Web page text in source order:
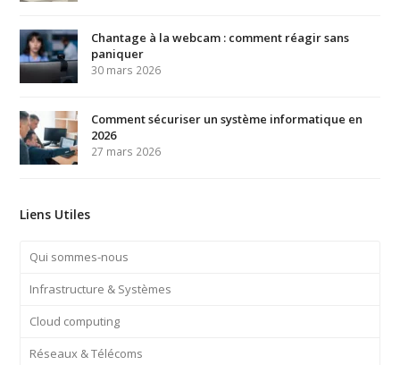
Chantage à la webcam : comment réagir sans
paniquer
30 mars 2026
Comment sécuriser un système informatique en
2026
27 mars 2026
Liens Utiles
Qui sommes-nous
Infrastructure & Systèmes
Cloud computing
Réseaux & Télécoms